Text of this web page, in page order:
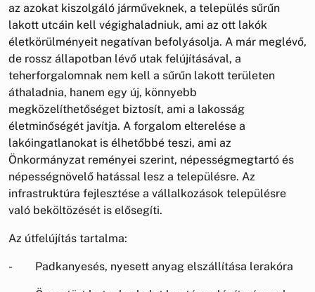
az azokat kiszolgáló járműveknek, a település sűrűn
lakott utcáin kell végighaladniuk, ami az ott lakók
életkörülményeit negatívan befolyásolja. A már meglévő,
de rossz állapotban lévő utak felújításával, a
teherforgalomnak nem kell a sűrűn lakott területen
áthaladnia, hanem egy új, könnyebb
megközelíthetőséget biztosít, ami a lakosság
életminőségét javítja. A forgalom elterelése a
lakóingatlanokat is élhetőbbé teszi, ami az
Önkormányzat reményei szerint, népességmegtartó és
népességnövelő hatással lesz a településre. Az
infrastruktúra fejlesztése a vállalkozások településre
való beköltözését is elősegíti.
Az útfelújítás tartalma:
- Padkanyesés, nyesett anyag elszállítása lerakóra